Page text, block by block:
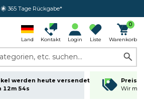
365 Tage Rückgabe*
Land Kontakt Login Liste
0
Warenkorb
etc. suchen...
werden heute versendet
12m 53s
Wir